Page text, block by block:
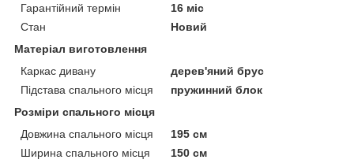
Гарантійний термін
16 міс
Стан
Новий
Матеріал виготовлення
Каркас дивану
дерев'яний брус
Підстава спального місця
пружинний блок
Розміри спального місця
Довжина спального місця
195 см
Ширина спального місця
150 см